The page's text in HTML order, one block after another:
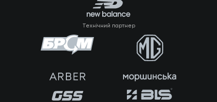
Технічний партнер